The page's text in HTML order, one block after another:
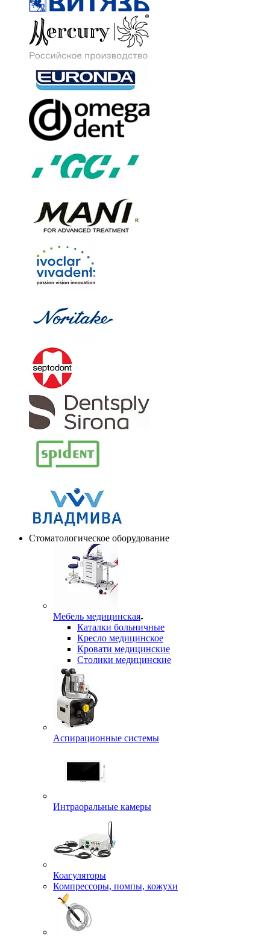
Стоматологическое оборудование
Мебель медицинская
Каталки больничные
Кресло медицинское
Кровати медицинские
Столики медицинские
Аспирационные системы
Интраоральные камеры
Коагуляторы
Компрессоры, помпы, кожухи